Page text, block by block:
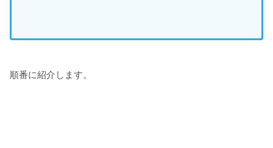
順番に紹介します。